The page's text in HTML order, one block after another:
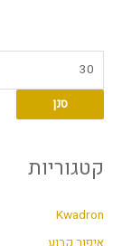
ח
מ
נ
סנן
קטגוריות
Kwadron